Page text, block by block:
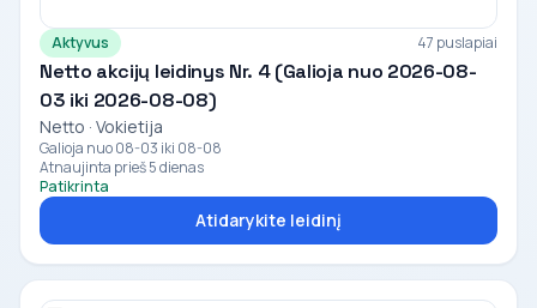
Aktyvus 47 puslapiai
Netto akcijų leidinys Nr. 4 (Galioja nuo 2026-08-
03 iki 2026-08-08)
Netto · Vokietija
Galioja nuo 08-03 iki 08-08
Atnaujinta prieš 5 dienas
Patikrinta
Atidarykite leidinį